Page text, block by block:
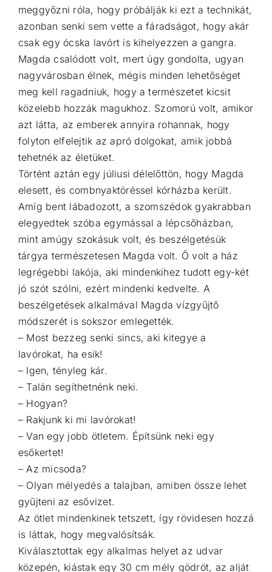
meggyőzni róla, hogy próbálják ki ezt a technikát,
azonban senki sem vette a fáradságot, hogy akár
csak egy ócska lavórt is kihelyezzen a gangra.
Magda csalódott volt, mert úgy gondolta, ugyan
nagyvárosban élnek, mégis minden lehetőséget
meg kell ragadniuk, hogy a természetet kicsit
közelebb hozzák magukhoz. Szomorú volt, amikor
azt látta, az emberek annyira rohannak, hogy
folyton elfelejtik az apró dolgokat, amik jobbá
tehetnék az életüket.
Történt aztán egy júliusi délelőttön, hogy Magda
elesett, és combnyaktöréssel kórházba került.
Amíg bent lábadozott, a szomszédok gyakrabban
elegyedtek szóba egymással a lépcsőházban,
mint amúgy szokásuk volt, és beszélgetésük
tárgya természetesen Magda volt. Ő volt a ház
legrégebbi lakója, aki mindenkihez tudott egy-két
jó szót szólni, ezért mindenki kedvelte. A
beszélgetések alkalmával Magda vízgyűjtő
módszerét is sokszor emlegették.
– Most bezzeg senki sincs, aki kitegye a
lavórokat, ha esik!
– Igen, tényleg kár.
– Talán segíthetnénk neki.
– Hogyan?
– Rakjunk ki mi lavórokat!
– Van egy jobb ötletem. Építsünk neki egy
esőkertet!
– Az micsoda?
– Olyan mélyedés a talajban, amiben össze lehet
gyűjteni az esővizet.
Az ötlet mindenkinek tetszett, így rövidesen hozzá
is láttak, hogy megvalósítsák.
Kiválasztottak egy alkalmas helyet az udvar
közepén, kiástak egy 30 cm mély gödröt, az alját